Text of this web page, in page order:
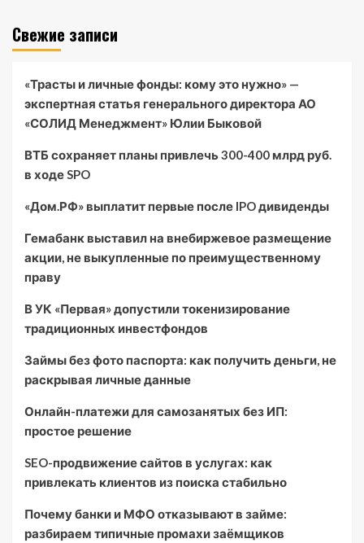
Свежие записи
«Трасты и личные фонды: кому это нужно» —
экспертная статья генерального директора АО
«СОЛИД Менеджмент» Юлии Быковой
ВТБ сохраняет планы привлечь 300-400 млрд руб.
в ходе SPO
«Дом.РФ» выплатит первые после IPO дивиденды
Гемабанк выставил на внебиржевое размещение
акции, не выкупленные по преимущественному
праву
В УК «Первая» допустили токенизирование
традиционных инвестфондов
Займы без фото паспорта: как получить деньги, не
раскрывая личные данные
Онлайн-платежи для самозанятых без ИП:
простое решение
SEO-продвижение сайтов в услугах: как
привлекать клиентов из поиска стабильно
Почему банки и МФО отказывают в займе:
разбираем типичные промахи заёмщиков